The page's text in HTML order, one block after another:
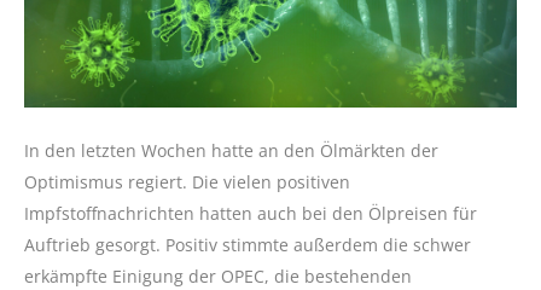
In den letzten Wochen hatte an den Ölmärkten der
Optimismus regiert. Die vielen positiven
Impfstoffnachrichten hatten auch bei den Ölpreisen für
Auftrieb gesorgt. Positiv stimmte außerdem die schwer
erkämpfte Einigung der OPEC, die bestehenden